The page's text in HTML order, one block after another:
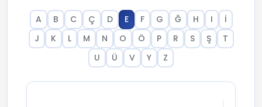
A B C Ç D E F G Ğ H I
İ
J
K L M N O Ö P R S Ş
T
U
Ü V Y Z